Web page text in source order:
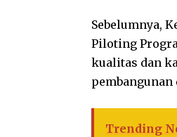
Sebelumnya,
Piloting
kualitas dan
pembangunan
Trending